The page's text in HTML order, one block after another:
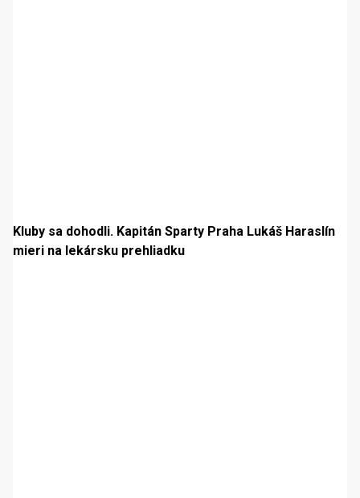
Kluby sa dohodli. Kapitán Sparty Praha Lukáš Haraslín
mieri na lekársku prehliadku